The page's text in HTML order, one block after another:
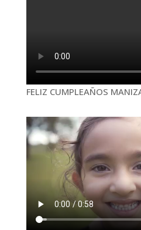
FELIZ CUMPLEAÑOS